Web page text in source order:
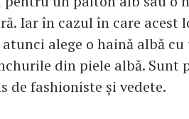
Iar în cazul în care acest
alege o haină albă
din piele albă. Sunt
fashioniste și vedete.